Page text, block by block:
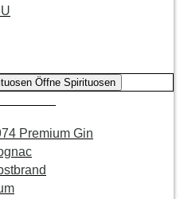
Öffne Spirituosen
Premium Gin